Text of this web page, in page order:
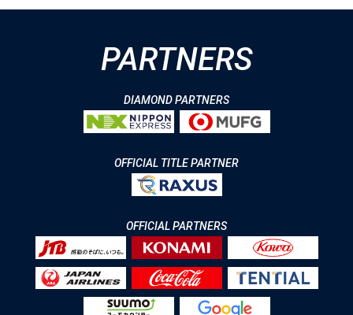
PARTNERS
DIAMOND PARTNERS
OFFICIAL TITLE PARTNER
OFFICIAL PARTNERS